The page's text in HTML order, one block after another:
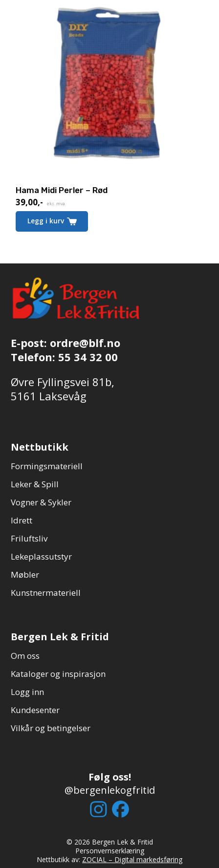
Hama Midi Perler – Rød
39,00,- eks. mva.
Legg i kurv
E-post: ordre@blf.no
Telefon: 55 34 32 00
Øvre Fyllingsvei 81b,
5161 Laksevåg
Nettbutikk
Formingsmateriell
Leker & Spill
Vogner & Sykler
Idrett
Friluftsliv
Lekeplassutstyr
Møbler
Kunstnermateriell
Bergen Lek & Fritid
Om oss
Kataloger og inspirasjon
Logg inn
Kundesenter
Vilkår og betingelser
Følg oss!
@bergenlekogfritid
© 2026 Bergen Lek & Fritid
Personvernserklæring
Nettbutikk av: ZOCIAL – Digital markedsføring